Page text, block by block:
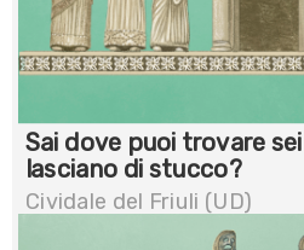
Sai dove puoi trovare
lasciano di stucco?
Cividale del Friuli (UD)